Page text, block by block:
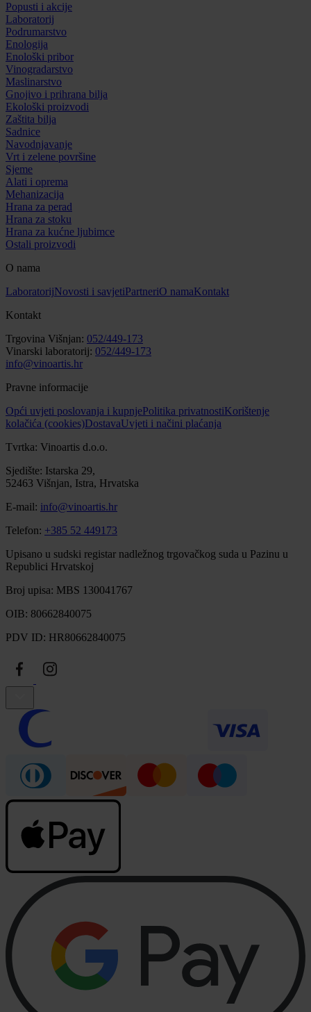
Popusti i akcije
Laboratorij
Podrumarstvo
Enologija
Enološki pribor
Vinogradarstvo
Maslinarstvo
Gnojivo i prihrana bilja
Ekološki proizvodi
Zaštita bilja
Sadnice
Navodnjavanje
Vrt i zelene površine
Sjeme
Alati i oprema
Mehanizacija
Hrana za perad
Hrana za stoku
Hrana za kućne ljubimce
Ostali proizvodi
O nama
LaboratorijNovosti i savjetiPartneriO namaKontakt
Kontakt
Trgovina Višnjan: 052/449-173
Vinarski laboratorij: 052/449-173
info@vinoartis.hr
Pravne informacije
Opći uvjeti poslovanja i kupnjePolitika privatnostiKorištenje
kolačića (cookies)DostavaUvjeti i načini plaćanja
Tvrtka: Vinoartis d.o.o.
Sjedište: Istarska 29,
52463 Višnjan, Istra, Hrvatska
E-mail: info@vinoartis.hr
Telefon: +385 52 449173
Upisano u sudski registar nadležnog trgovačkog suda u Pazinu u
Republici Hrvatskoj
Broj upisa: MBS 130041767
OIB: 80662840075
PDV ID: HR80662840075